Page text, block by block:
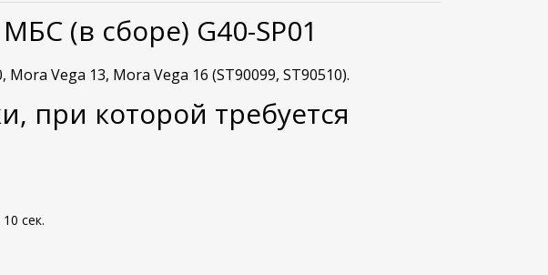
(в сборе) G40-SP01
Mora Vega 13, Mora Vega 16 (ST90099, ST90510).
при которой требуется
сек.